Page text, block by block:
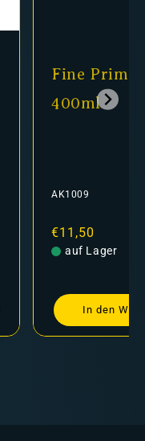
Matt
AP-WP3001
Normaler
Preis
€3,69
auf Lager
In den